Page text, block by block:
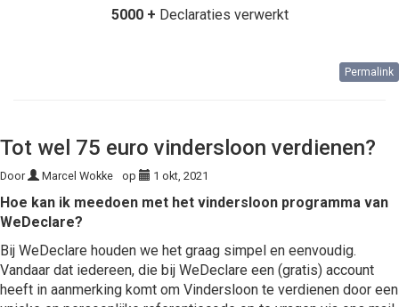
5000 + Declaraties verwerkt
Permalink
Tot wel 75 euro vindersloon verdienen?
Door Marcel Wokke op 1 okt, 2021
Hoe kan ik meedoen met het vindersloon programma van
WeDeclare?
Bij WeDeclare houden we het graag simpel en eenvoudig.
Vandaar dat iedereen, die bij WeDeclare een (gratis) account
heeft in aanmerking komt om Vindersloon te verdienen door een